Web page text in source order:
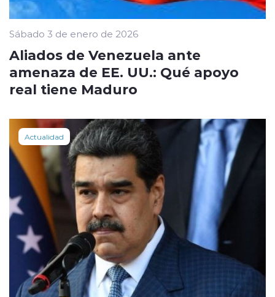
Sábado 3 de enero de 2026
Aliados de Venezuela ante
amenaza de EE. UU.: Qué apoyo
real tiene Maduro
Actualidad